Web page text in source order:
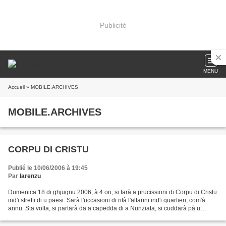
Publicité
MENU
Accueil » MOBILE.ARCHIVES
MOBILE.ARCHIVES
CORPU DI CRISTU
Publié le 10/06/2006 à 19:45
Par larenzu
Dumenica 18 di ghjugnu 2006, à 4 ori, si farà a prucissioni di Corpu di Cristu
ind'i stretti di u paesi. Sarà l'uccasioni di rifà l'altarini ind'i quartieri, com'à
annu. Sta volta, si partarà da a capedda di a Nunziata, si cuddarà pà u